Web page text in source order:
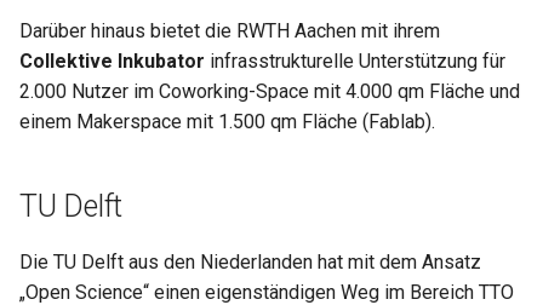
Darüber hinaus bietet die RWTH Aachen mit ihrem
Collektive Inkubator infrasstrukturelle Unterstützung für
2.000 Nutzer im Coworking-Space mit 4.000 qm Fläche und
einem Makerspace mit 1.500 qm Fläche (Fablab).
TU Delft
Die TU Delft aus den Niederlanden hat mit dem Ansatz
„Open Science“ einen eigenständigen Weg im Bereich TTO